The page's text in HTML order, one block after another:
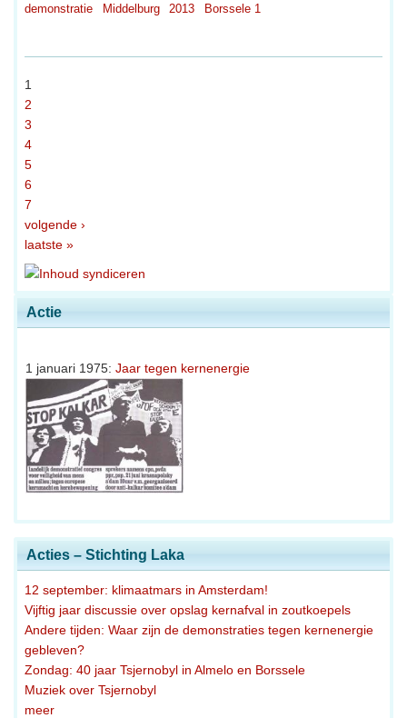
Actie
1 januari 1975: Jaar tegen kernenergie
Acties – Stichting Laka
12 september: klimaatmars in Amsterdam!
Vijftig jaar discussie over opslag kernafval in zoutkoepels
Andere tijden: Waar zijn de demonstraties tegen kernenergie
gebleven?
Zondag: 40 jaar Tsjernobyl in Almelo en Borssele
Muziek over Tsjernobyl
meer
demonstratie
Middelburg 2013 Borssele 1
1
2
3
4
5
6
7
volgende ›
laatste »